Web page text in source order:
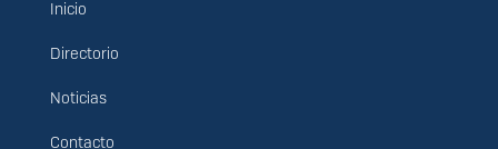
Menú
principal
Inicio
Directorio
Noticias
Contacto